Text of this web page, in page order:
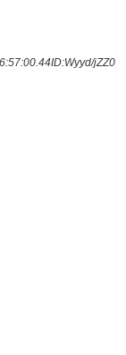
ID:Wyyd/jZZ0